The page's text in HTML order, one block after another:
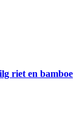
riet en bamboe